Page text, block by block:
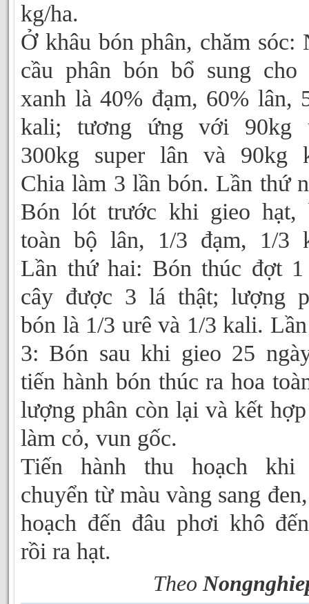
kg/ha.
Ở khâu bón phân, chăm sóc:
cầu phân bón bổ sung cho
xanh là 40% đạm, 60% lân,
kali; tương ứng với 90kg
300kg super lân và 90kg
Chia làm 3 lần bón. Lần thứ
Bón lót trước khi gieo hạt,
toàn bộ lân, 1/3 đạm, 1/3
Lần thứ hai: Bón thúc đợt
cây được 3 lá thật; lượng
bón là 1/3 urê và 1/3 kali.
3: Bón sau khi gieo 25
tiến hành bón thúc ra hoa
lượng phân còn lại và kết
làm cỏ, vun gốc.
Tiến hành thu hoạch khi
chuyển từ màu vàng sang
hoạch đến đâu phơi khô
rồi ra hạt.
Theo